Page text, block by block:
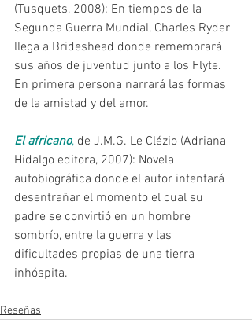
(Tusquets, 2008): En tiempos de la
Segunda Guerra Mundial, Charles Ryder
llega a Brideshead donde rememorará
sus años de juventud junto a los Flyte.
En primera persona narrará las formas
de la amistad y del amor.
El africano, de J.M.G. Le Clézio (Adriana
Hidalgo editora, 2007): Novela
autobiográfica donde el autor intentará
desentrañar el momento el cual su
padre se convirtió en un hombre
sombrío, entre la guerra y las
dificultades propias de una tierra
inhóspita.
Reseñas